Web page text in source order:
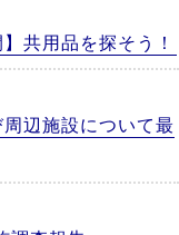
共用品を探そう！
周辺施設について最